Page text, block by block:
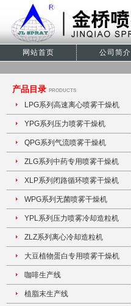
网站首页 公司简介
产品目录 PRODUCTS
LPG系列高速离心喷雾干燥机
YPG系列压力喷雾干燥机
QPG系列气流喷雾干燥机
ZLG系列中药专用喷雾干燥机
XLP系列闭路循环喷雾干燥机
WPG系列无菌喷雾干燥机
YPL系列压力喷雾冷却造粒机
ZLZ系列离心冷却造粒机
大豆植物蛋白专用喷雾干燥机
咖啡生产线
植脂末生产线